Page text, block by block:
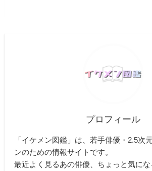
プロフィール
「イケメン図鑑」は、若手俳優・2.5次
ンのための情報サイトです。
最近よく見るあの俳優、ちょっと気に